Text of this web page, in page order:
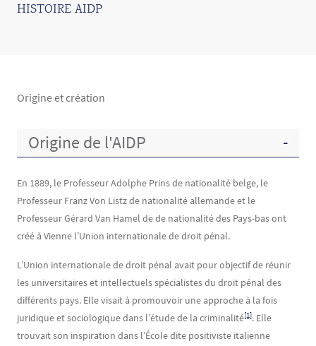
HISTOIRE AIDP
Origine et création
ContenuOrigine de l'AIDP
En 1889, le Professeur Adolphe Prins de nationalité belge, le
Professeur Franz Von Listz de nationalité allemande et le
Professeur Gérard Van Hamel de de nationalité des Pays-bas ont
créé à Vienne l’Union internationale de droit pénal.
L’Union internationale de droit pénal avait pour objectif de réunir
les universitaires et intellectuels spécialistes du droit pénal des
différents pays. Elle visait à promouvoir une approche à la fois
juridique et sociologique dans l’étude de la criminalité[1]. Elle
trouvait son inspiration dans l’École dite positiviste italienne